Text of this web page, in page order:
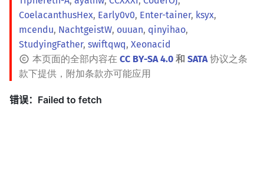
CoelacanthusHex, Early0v0, Enter-tainer, ksyx,
mcendu, NachtgeistW, ouuan, qinyihao,
StudyingFather, swiftqwq, Xeonacid
本页面的全部内容在 CC BY-SA 4.0 和 SATA协议之条
款下提供，附加条款亦可能应用